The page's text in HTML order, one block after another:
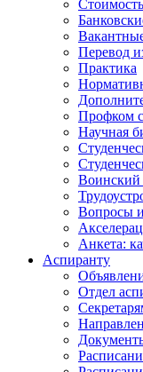
Перевод
Практика
Профком
Научная
Воинский
Вопросы
Анкета:
Аспиранту
Отдел